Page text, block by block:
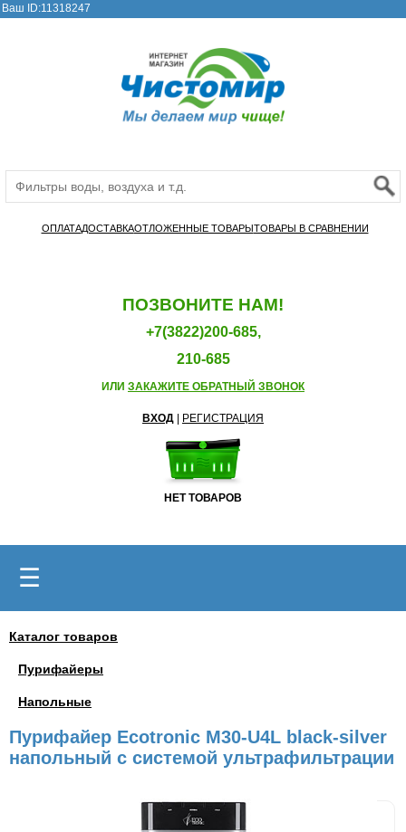
Ваш ID:11318247
ОПЛАТАДОСТАВКАОТЛОЖЕННЫЕ ТОВАРЫТОВАРЫ В СРАВНЕНИИ
ПОЗВОНИТЕ НАМ!
+7(3822)200-685,
210-685
ИЛИ ЗАКАЖИТЕ ОБРАТНЫЙ ЗВОНОК
ВХОД РЕГИСТРАЦИЯ
НЕТ ТОВАРОВ
☰
Каталог товаров
Пурифайеры
Напольные
Пурифайер Ecotronic M30-U4L black-silver
напольный с системой ультрафильтрации